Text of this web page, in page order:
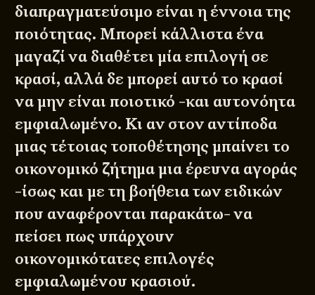
διαπραγματεύσιμο είναι η έννοια της
ποιότητας. Μπορεί κάλλιστα ένα
μαγαζί να διαθέτει μία επιλογή σε
κρασί, αλλά δε μπορεί αυτό το κρασί
να μην είναι ποιοτικό -και αυτονόητα
εμφιαλωμένο. Κι αν στον αντίποδα
μιας τέτοιας τοποθέτησης μπαίνει το
οικονομικό ζήτημα μια έρευνα αγοράς
-ίσως και με τη βοήθεια των ειδικών
που αναφέρονται παρακάτω- να
πείσει πως υπάρχουν
οικονομικότατες επιλογές
εμφιαλωμένου κρασιού.